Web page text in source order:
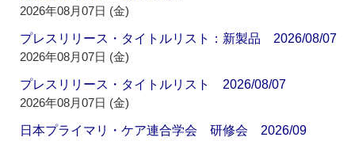
2026年08月07日 (金)
プレスリリース・タイトルリスト：新製品 2026/08/07
2026年08月07日 (金)
プレスリリース・タイトルリスト 2026/08/07
2026年08月07日 (金)
日本プライマリ・ケア連合学会 研修会 2026/09